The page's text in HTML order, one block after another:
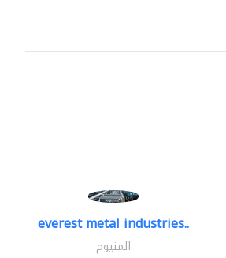
everest metal industries..
المنيوم